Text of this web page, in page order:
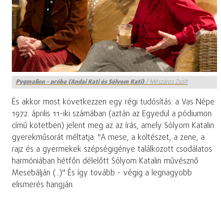
Pygmalion - próba (Andai Kati és Sólyom Kati)/Mészáros Zsolt
És akkor most következzen egy régi tudósítás: a Vas Népe
1972. április 11-iki számában (aztán az Egyedül a pódiumon
című kötetben) jelent meg az az írás, amely Sólyom Katalin
gyerekműsorát méltatja: "A mese, a költészet, a zene, a
rajz és a gyermekek szépségigénye találkozott csodálatos
harmóniában hétfőn délelőtt Sólyom Katalin művésznő
Mesebálján (...)" És így tovább - végig a legnagyobb
elismerés hangján.